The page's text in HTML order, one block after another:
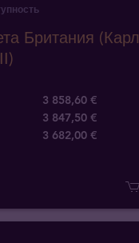
Британия (Карл
3 858,60 €
3 847,50 €
3 682,00 €